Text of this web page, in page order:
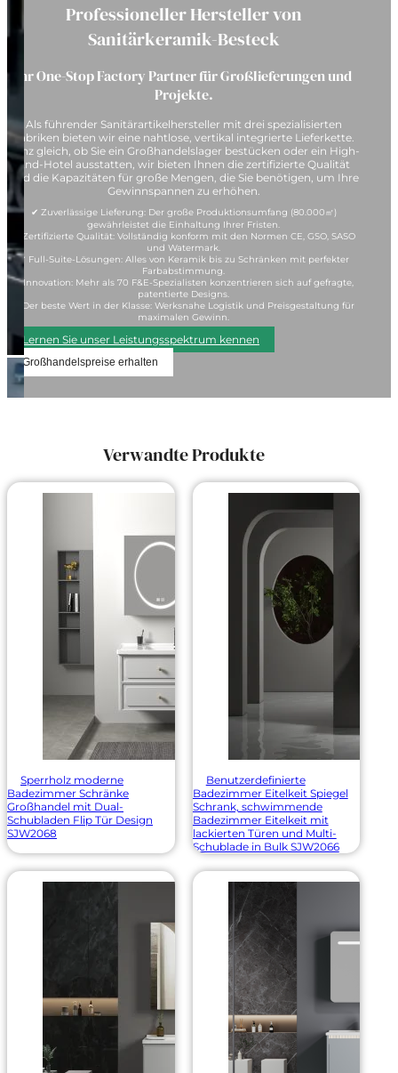
Professioneller Hersteller von
Sanitärkeramik-Besteck
Ihr One-Stop Factory Partner für Großlieferungen und
Projekte.
Als führender Sanitärartikelhersteller mit drei spezialisierten
Fabriken bieten wir eine nahtlose, vertikal integrierte Lieferkette.
Ganz gleich, ob Sie ein Großhandelslager bestücken oder ein High-
End-Hotel ausstatten, wir bieten Ihnen die zertifizierte Qualität
und die Kapazitäten für große Mengen, die Sie benötigen, um Ihre
Gewinnspannen zu erhöhen.
✔ Zuverlässige Lieferung: Der große Produktionsumfang (80.000㎡)
gewährleistet die Einhaltung Ihrer Fristen.
✔ Zertifizierte Qualität: Vollständig konform mit den Normen CE, GSO, SASO
und Watermark.
✔ Full-Suite-Lösungen: Alles von Keramik bis zu Schränken mit perfekter
Farbabstimmung.
✔ Innovation: Mehr als 70 F&E-Spezialisten konzentrieren sich auf gefragte,
patentierte Designs.
✔ Der beste Wert in der Klasse: Werksnahe Logistik und Preisgestaltung für
maximalen Gewinn.
Lernen Sie unser Leistungsspektrum kennen
Großhandelspreise erhalten
Verwandte Produkte
Sperrholz moderne
Badezimmer Schränke
Großhandel mit Dual-
Schubladen Flip Tür Design
SJW2068
Benutzerdefinierte
Badezimmer Eitelkeit Spiegel
Schrank, schwimmende
Badezimmer Eitelkeit mit
lackierten Türen und Multi-
Schublade in Bulk SJW2066